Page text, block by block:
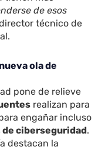
de esos
técnico de
ola de
pone de relieve
realizan para
engañar incluso
ciberseguridad.
destacan la